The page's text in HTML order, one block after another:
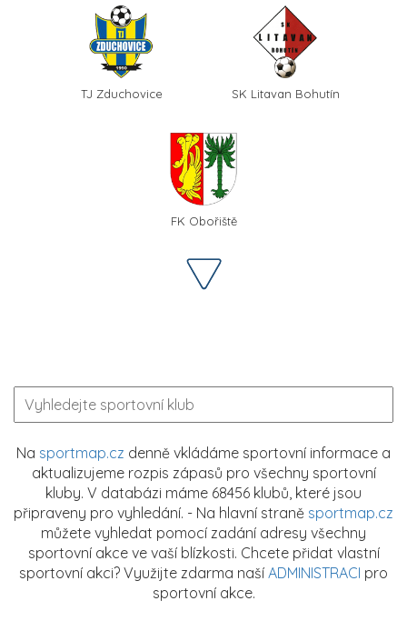
TJ Zduchovice SK Litavan Bohutín
FK Obořiště
Na sportmap.cz denně vkládáme sportovní informace a
aktualizujeme rozpis zápasů pro všechny sportovní
kluby. V databázi máme 68456 klubů, které jsou
připraveny pro vyhledání. - Na hlavní straně sportmap.cz
můžete vyhledat pomocí zadání adresy všechny
sportovní akce ve vaší blízkosti. Chcete přidat vlastní
sportovní akci? Využijte zdarma naší ADMINISTRACI pro
sportovní akce.